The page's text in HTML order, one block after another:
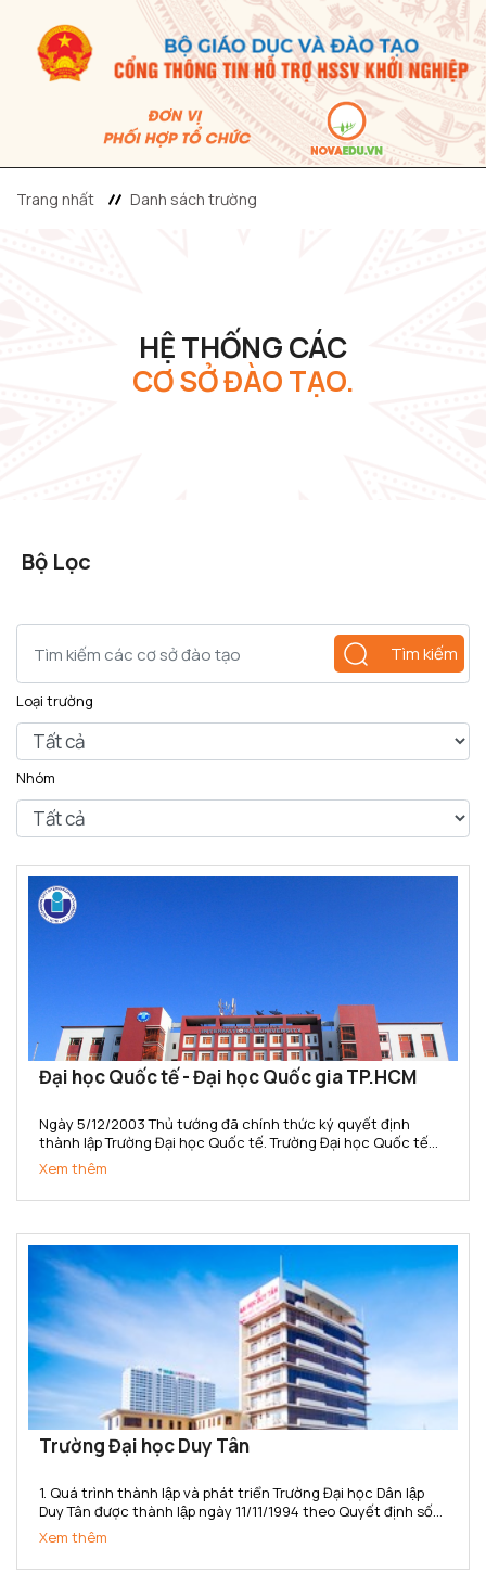
Trang nhất Danh sách trường
HỆ THỐNG CÁC
CƠ SỞ ĐÀO TẠO.
Bộ Lọc
Tìm kiếm
Loại trường
Nhóm
Đại học Quốc tế - Đại học Quốc gia TP.HCM
Ngày 5/12/2003 Thủ tướng đã chính thức ký quyết định
thành lập Trường Đại học Quốc tế. Trường Đại học Quốc tế
(IU) là đại học quốc tế đầu tiên của Việt Nam và là đại học
công lập đa ngành, đa lĩnh vực, thành viên ĐHQG-HCM đầu...
Xem thêm
Trường Đại học Duy Tân
1. Quá trình thành lập và phát triển Trường Đại học Dân lập
Duy Tân được thành lập ngày 11/11/1994 theo Quyết định số
666/TTg của Thủ tướng Chính phủ. Năm 2015, Trường đã
chuyển đổi sang loại hình Tư thục theo...
Xem thêm